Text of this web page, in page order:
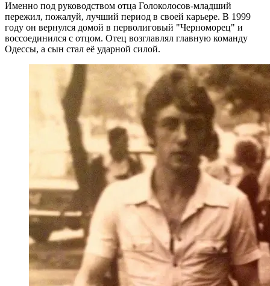
Именно под руководством отца Голоколосов-младший
пережил, пожалуй, лучший период в своей карьере. В 1999
году он вернулся домой в перволиговый "Черноморец" и
воссоединился с отцом. Отец возглавлял главную команду
Одессы, а сын стал её ударной силой.